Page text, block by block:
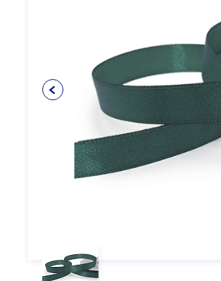
Клеевые и прокладочные
материалы
Косая бейка
Кружево
Шнуры
Прикладные материалы
Утеплители и наполнители